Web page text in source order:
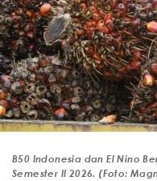
B50 Indonesia dan El Nino
Semester II 2026. (Foto: